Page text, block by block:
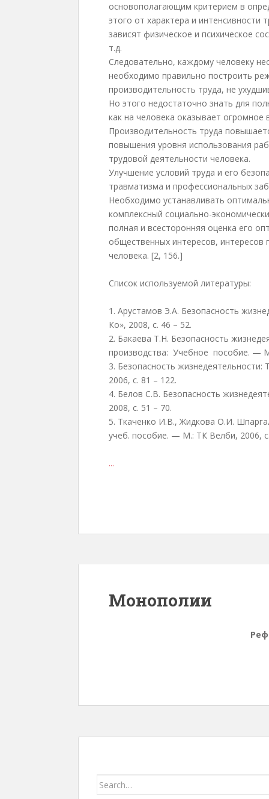
основополагающим критерием в
этого от характера и интенсивности
зависят физическое и психическое
т.д.
Следовательно, каждому человеку
необходимо правильно построить
производительность труда, не
Но этого недостаточно знать для
как на человека оказывает огромное
Производительность труда
повышения уровня использования
трудовой деятельности человека.
Улучшение условий труда и его
травматизма и профессиональных
Необходимо устанавливать
комплексный социально-
полная и всесторонняя оценка его
общественных интересов, интересов
человека. [2, 156.]
Список используемой литературы:
1. Арустамов Э.А. Безопасность
Ко», 2008, с. 46 – 52.
2. Бакаева Т.Н. Безопасность
производства: Учебное
3. Безопасность
2006, с. 81 – 122.
4. Белов С.В. Безопасность
2008, с. 51 – 70.
5. Ткаченко И.В., Жидкова О.И.
учеб. пособие. — М.: ТК Велби, 2006,
...
Монополии
Search for: